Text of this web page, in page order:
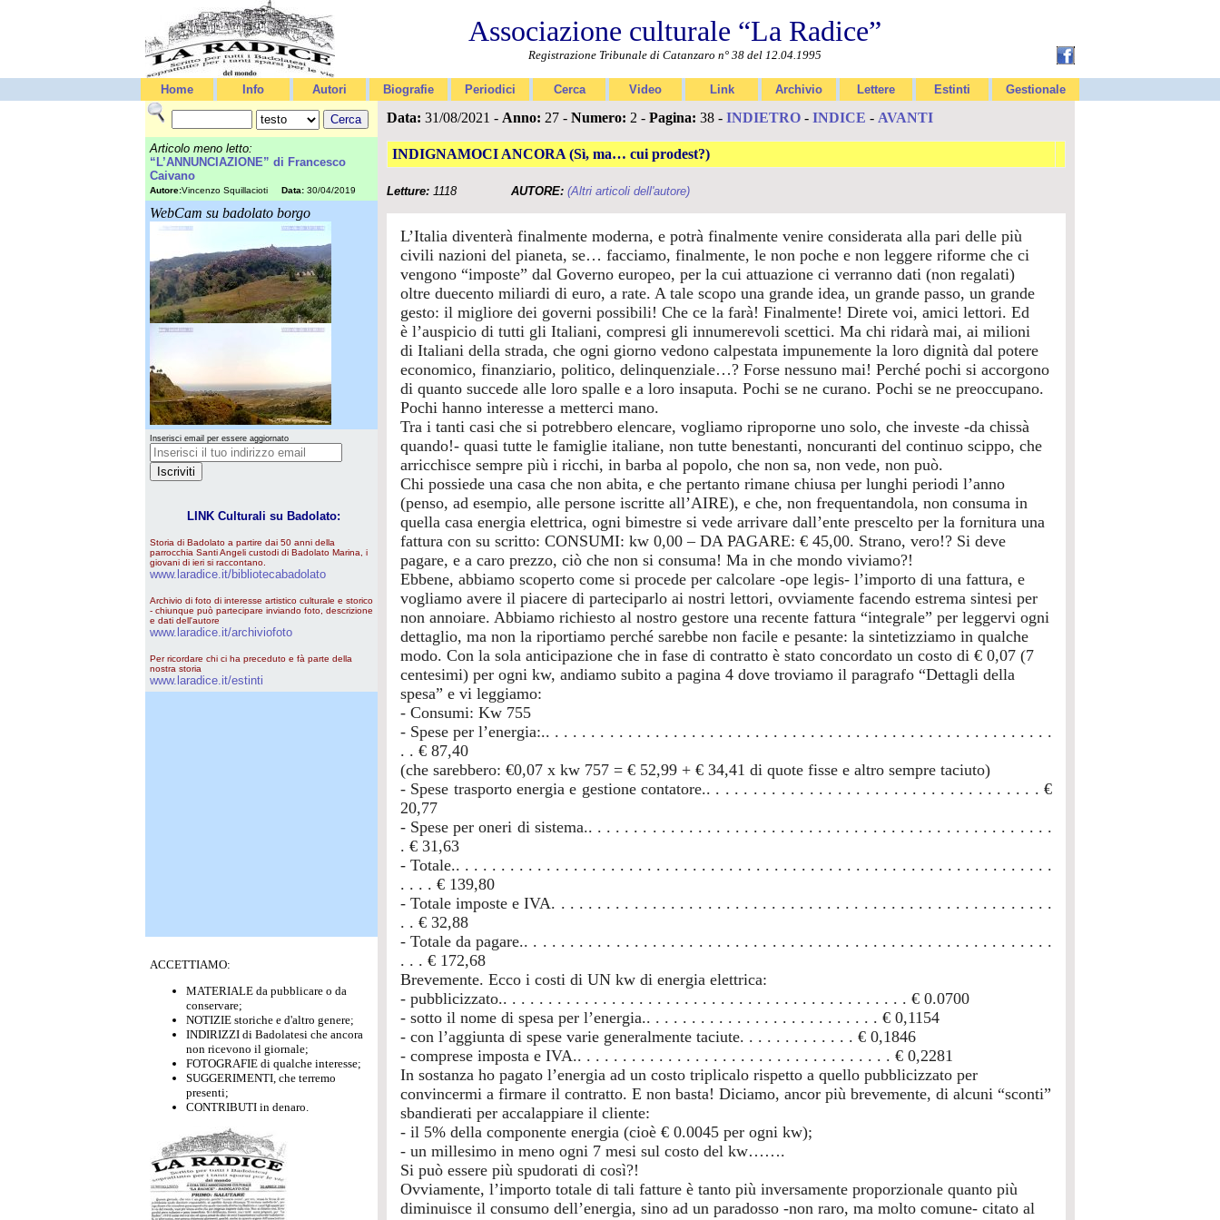
Associazione culturale “La Radice”
Registrazione Tribunale di Catanzaro n° 38 del 12.04.1995
Home Info Autori Biografie Periodici Cerca Video Link Archivio Lettere Estinti Gestionale
Articolo meno letto:
“L’ANNUNCIAZIONE” di Francesco
Caivano
Autore:Vincenzo Squillacioti Data: 30/04/2019
WebCam su badolato borgo
Inserisci email per essere aggiornato
LINK Culturali su Badolato:
Storia di Badolato a partire dai 50 anni della
parrocchia Santi Angeli custodi di Badolato Marina, i
giovani di ieri si raccontano.
www.laradice.it/bibliotecabadolato
Archivio di foto di interesse artistico culturale e storico
- chiunque può partecipare inviando foto, descrizione
e dati dell'autore
www.laradice.it/archiviofoto
Per ricordare chi ci ha preceduto e fà parte della
nostra storia
www.laradice.it/estinti
ACCETTIAMO:
MATERIALE da pubblicare o da
conservare;
NOTIZIE storiche e d'altro genere;
INDIRIZZI di Badolatesi che ancora
non ricevono il giornale;
FOTOGRAFIE di qualche interesse;
SUGGERIMENTI, che terremo
presenti;
CONTRIBUTI in denaro.
Data: 31/08/2021 - Anno: 27 - Numero: 2 - Pagina: 38 - INDIETRO - INDICE - AVANTI
INDIGNAMOCI ANCORA (Sì, ma… cui prodest?)
Letture: 1118 AUTORE: (Altri articoli dell'autore)
L’Italia diventerà finalmente moderna, e potrà finalmente venire considerata alla pari delle più
civili nazioni del pianeta, se… facciamo, finalmente, le non poche e non leggere riforme che ci
vengono “imposte” dal Governo europeo, per la cui attuazione ci verranno dati (non regalati)
oltre duecento miliardi di euro, a rate. A tale scopo una grande idea, un grande passo, un grande
gesto: il migliore dei governi possibili! Che ce la farà! Finalmente! Direte voi, amici lettori. Ed
è l’auspicio di tutti gli Italiani, compresi gli innumerevoli scettici. Ma chi ridarà mai, ai milioni
di Italiani della strada, che ogni giorno vedono calpestata impunemente la loro dignità dal potere
economico, finanziario, politico, delinquenziale…? Forse nessuno mai! Perché pochi si accorgono
di quanto succede alle loro spalle e a loro insaputa. Pochi se ne curano. Pochi se ne preoccupano.
Pochi hanno interesse a metterci mano.
Tra i tanti casi che si potrebbero elencare, vogliamo riproporne uno solo, che investe -da chissà
quando!- quasi tutte le famiglie italiane, non tutte benestanti, noncuranti del continuo scippo, che
arricchisce sempre più i ricchi, in barba al popolo, che non sa, non vede, non può.
Chi possiede una casa che non abita, e che pertanto rimane chiusa per lunghi periodi l’anno
(penso, ad esempio, alle persone iscritte all’AIRE), e che, non frequentandola, non consuma in
quella casa energia elettrica, ogni bimestre si vede arrivare dall’ente prescelto per la fornitura una
fattura con su scritto: CONSUMI: kw 0,00 – DA PAGARE: € 45,00. Strano, vero!? Si deve
pagare, e a caro prezzo, ciò che non si consuma! Ma in che mondo viviamo?!
Ebbene, abbiamo scoperto come si procede per calcolare -ope legis- l’importo di una fattura, e
vogliamo avere il piacere di parteciparlo ai nostri lettori, ovviamente facendo estrema sintesi per
non annoiare. Abbiamo richiesto al nostro gestore una recente fattura “integrale” per leggervi ogni
dettaglio, ma non la riportiamo perché sarebbe non facile e pesante: la sintetizziamo in qualche
modo. Con la sola anticipazione che in fase di contratto è stato concordato un costo di € 0,07 (7
centesimi) per ogni kw, andiamo subito a pagina 4 dove troviamo il paragrafo “Dettagli della
spesa” e vi leggiamo:
- Consumi: Kw 755
- Spese per l’energia:.. . . . . . . . . . . . . . . . . . . . . . . . . . . . . . . . . . . . . . . . . . . . . . . . . . . . . . . .
. . € 87,40
(che sarebbero: €0,07 x kw 757 = € 52,99 + € 34,41 di quote fisse e altro sempre taciuto)
- Spese trasporto energia e gestione contatore.. . . . . . . . . . . . . . . . . . . . . . . . . . . . . . . . . . . . €
20,77
- Spese per oneri di sistema.. . . . . . . . . . . . . . . . . . . . . . . . . . . . . . . . . . . . . . . . . . . . . . . . . . .
. € 31,63
- Totale.. . . . . . . . . . . . . . . . . . . . . . . . . . . . . . . . . . . . . . . . . . . . . . . . . . . . . . . . . . . . . . . . . .
. . . . € 139,80
- Totale imposte e IVA. . . . . . . . . . . . . . . . . . . . . . . . . . . . . . . . . . . . . . . . . . . . . . . . . . . . . . .
. . € 32,88
- Totale da pagare.. . . . . . . . . . . . . . . . . . . . . . . . . . . . . . . . . . . . . . . . . . . . . . . . . . . . . . . . . .
. . . € 172,68
Brevemente. Ecco i costi di UN kw di energia elettrica:
- pubblicizzato.. . . . . . . . . . . . . . . . . . . . . . . . . . . . . . . . . . . . . . . . . . . . . € 0.0700
- sotto il nome di spesa per l’energia.. . . . . . . . . . . . . . . . . . . . . . . . . . € 0,1154
- con l’aggiunta di spese varie generalmente taciute. . . . . . . . . . . . . € 0,1846
- comprese imposta e IVA.. . . . . . . . . . . . . . . . . . . . . . . . . . . . . . . . . . . € 0,2281
In sostanza ho pagato l’energia ad un costo triplicalo rispetto a quello pubblicizzato per
convincermi a firmare il contratto. E non basta! Diciamo, ancor più brevemente, di alcuni “sconti”
sbandierati per accalappiare il cliente:
- il 5% della componente energia (cioè € 0.0045 per ogni kw);
- un millesimo in meno ogni 7 mesi sul costo del kw…….
Si può essere più spudorati di così?!
Ovviamente, l’importo totale di tali fatture è tanto più inversamente proporzionale quanto più
diminuisce il consumo dell’energia, sino ad un paradosso -non raro, ma molto comune- citato al